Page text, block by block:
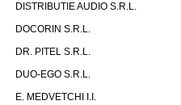
DISTRIBUTIE AUDIO S.R.L.
DOCORIN S.R.L.
DR. PITEL S.R.L.
DUO-EGO S.R.L.
E. MEDVETCHI I.I.